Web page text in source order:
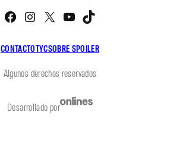
CONTACTOTYCSOBRE SPOILER
Facebook
Instagram
X YouTube
Algunos derechos reservados
Desarrollado por